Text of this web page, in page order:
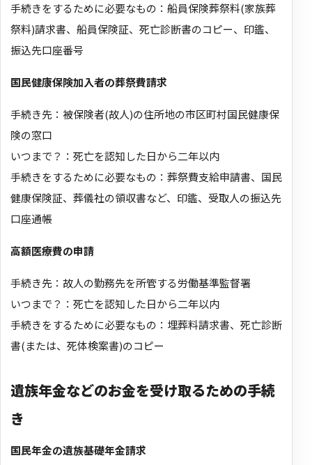
手続きをするために必要なもの：船員保険葬祭料(家族葬
祭料)請求書、船員保険証、死亡診断書のコピー、印鑑、
振込先口座番号
国民健康保険加入者の葬祭費請求
手続き先：被保険者(故人)の住所地の市区町村国民健康保
険の窓口
いつまで？：死亡を認知した日から二年以内
手続きをするために必要なもの：葬祭費支給申請書、国民
健康保険証、葬儀社の領収書など、印鑑、受取人の振込先
口座通帳
高額医療費の申請
手続き先：故人の勤務先を所管する労働基準監督署
いつまで？：死亡を認知した日から二年以内
手続きをするために必要なもの：埋葬料請求書、死亡診断
書(または、死体検案書)のコピー
遺族年金などのお金を受け取るための手続
き
国民年金の遺族基礎年金請求